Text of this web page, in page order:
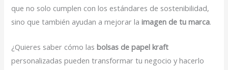
que no solo cumplen con los estándares de sostenibilidad,
sino que también ayudan a mejorar laimagen de tu marca.
¿Quieres saber cómo lasbolsas de papel kraft
personalizadas pueden transformar tu negocio y hacerlo